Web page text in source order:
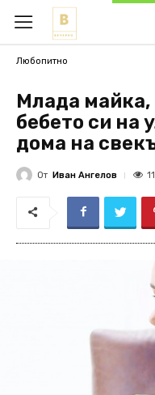
Любопитно
Млада майка,
бебето си на
дома на
От Иван Ангелов